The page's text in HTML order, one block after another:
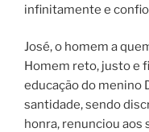
infinitamente e
José, o homem a
Homem reto, justo e
educação do menino
santidade, sendo
honra, renunciou aos